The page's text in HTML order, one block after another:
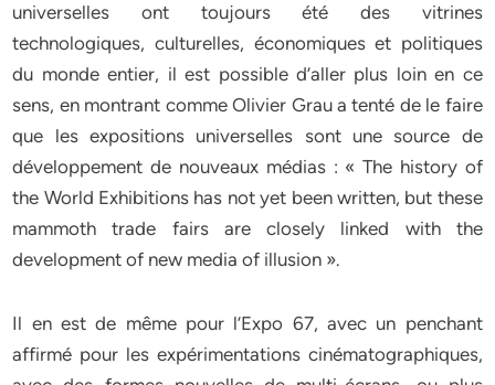
universelles ont toujours été des vitrines
technologiques, culturelles, économiques et politiques
du monde entier, il est possible d’aller plus loin en ce
sens, en montrant comme Olivier Grau a tenté de le faire
que les expositions universelles sont une source de
développement de nouveaux médias : « The history of
the World Exhibitions has not yet been written, but these
mammoth trade fairs are closely linked with the
development of new media of illusion ».
Il en est de même pour l’Expo 67, avec un penchant
affirmé pour les expérimentations cinématographiques,